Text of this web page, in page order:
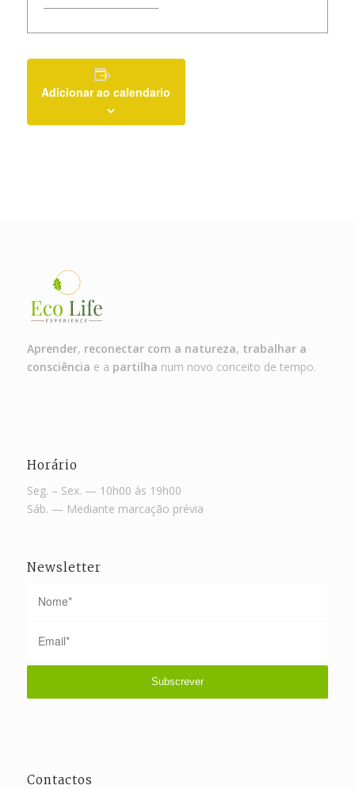
Adicionar ao calendario
Aprender, reconectar com a natureza, trabalhar a
consciência e a partilha num novo conceito de tempo.
Horário
Seg. – Sex. — 10h00 às 19h00
Sáb. — Mediante marcação prévia
Newsletter
Contactos